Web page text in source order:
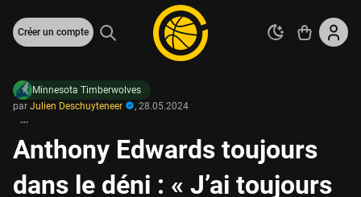
Créer un compte
Minnesota Timberwolves
par Julien Deschuyteneer , 28.05.2024
Anthony Edwards toujours
dans le déni : « J’ai toujours